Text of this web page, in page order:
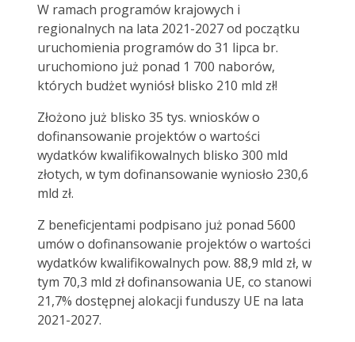
W ramach programów krajowych i
regionalnych na lata 2021-2027 od początku
uruchomienia programów do 31 lipca br.
uruchomiono już ponad 1 700 naborów,
których budżet wyniósł blisko 210 mld zł!
Złożono już blisko 35 tys. wniosków o
dofinansowanie projektów o wartości
wydatków kwalifikowalnych blisko 300 mld
złotych, w tym dofinansowanie wyniosło 230,6
mld zł.
Z beneficjentami podpisano już ponad 5600
umów o dofinansowanie projektów o wartości
wydatków kwalifikowalnych pow. 88,9 mld zł, w
tym 70,3 mld zł dofinansowania UE, co stanowi
21,7% dostępnej alokacji funduszy UE na lata
2021-2027.